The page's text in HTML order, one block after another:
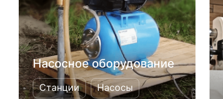
Насосное оборудование
Станции Насосы